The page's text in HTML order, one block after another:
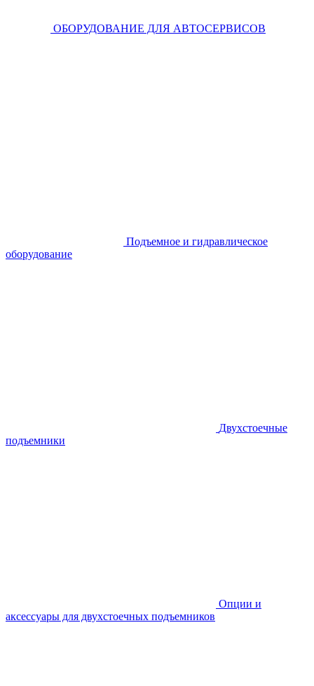
ОБОРУДОВАНИЕ ДЛЯ АВТОСЕРВИСОВ
Подъемное и гидравлическое
оборудование
Двухстоечные
подъемники
Опции и
аксессуары для двухстоечных подъемников